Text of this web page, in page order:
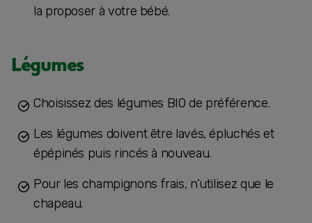
la proposer à votre bébé.
Légumes
Choisissez des légumes BIO de préférence.
Les légumes doivent être lavés, épluchés et
épépinés puis rincés à nouveau.
Pour les champignons frais, n’utilisez que le
chapeau.